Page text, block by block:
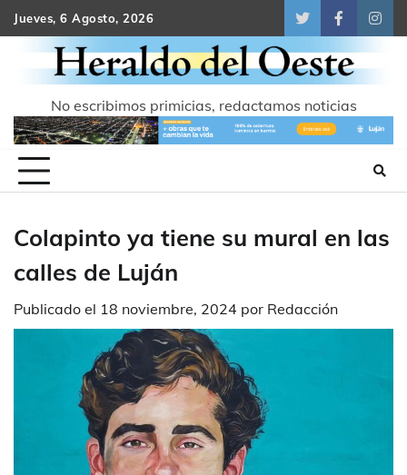
Skip
to
content
Jueves, 6 Agosto, 2026
TwitterFacebook
No escribimos primicias, redactamos noticias
Colapinto ya tiene su mural en las
calles de Luján
Publicado el 18 noviembre, 2024 por Redacción